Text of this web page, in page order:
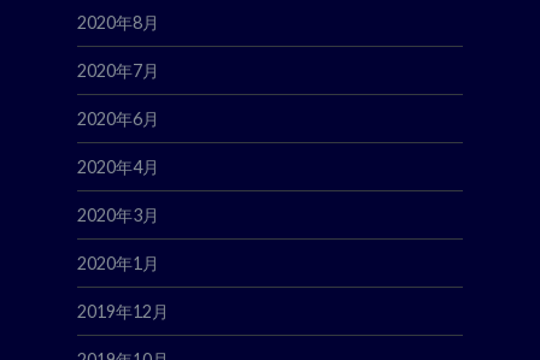
2020年8月
2020年7月
2020年6月
2020年4月
2020年3月
2020年1月
2019年12月